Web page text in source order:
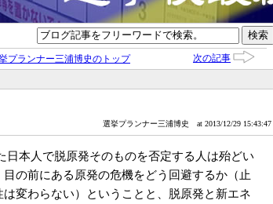
プランナー三浦博史のトップ 次の記事
選挙プランナー三浦博史 at 2013/12/29 15:43:47
日本人で脱原発そのものを否定する人は殆どい
の前にある原発の危機をどう回避するか（止
変わらない）ということと、脱原発と新エネ